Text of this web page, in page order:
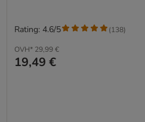
OVH* 29,99 €
19,49 €
Rating: 4.6/5 (138)